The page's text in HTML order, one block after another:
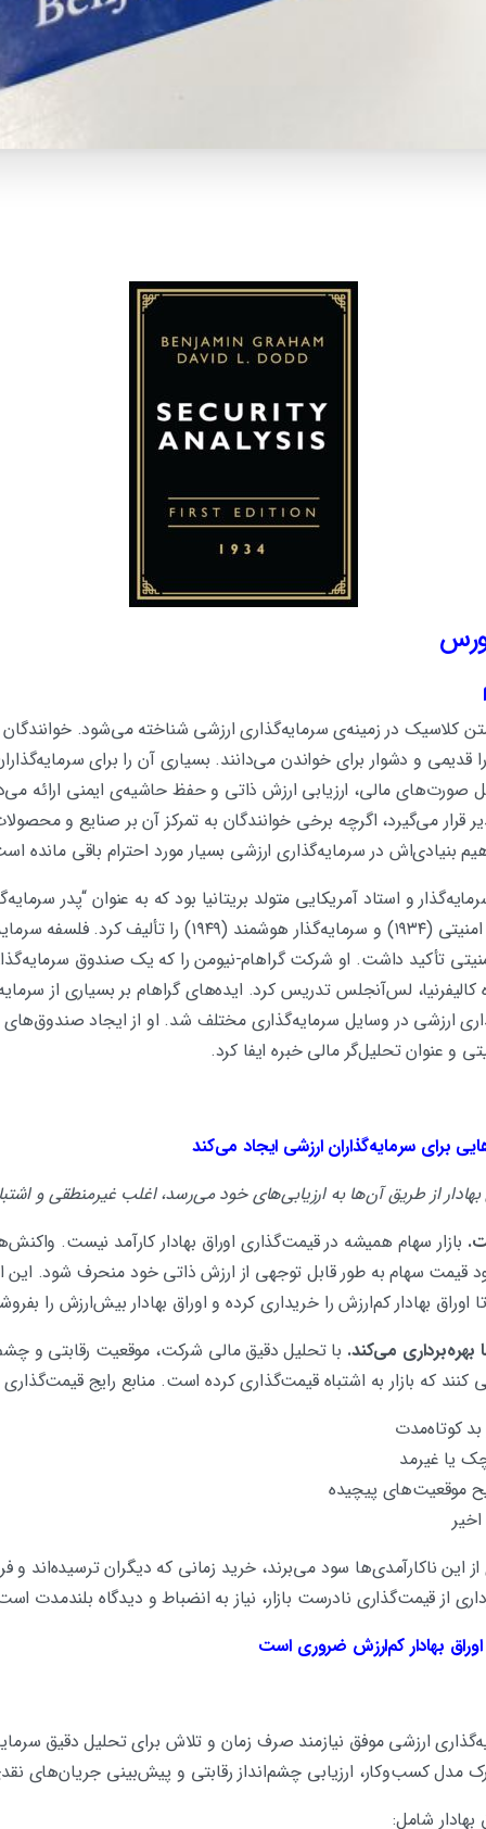
کلاسیک در زمینه‌ی سرمایه‌گذاری ارزشی شناخته می‌شود.
و دشوار برای خواندن می‌دانند. بسیاری آن را برای
صورت‌های مالی، ارزیابی ارزش ذاتی و حفظ حاشیه‌ی ایمنی ارائه
قرار می‌گیرد، اگرچه برخی خوانندگان به تمرکز آن بر صنایع و
بنیادی‌اش در سرمایه‌گذاری ارزشی بسیار مورد احترام باقی مانده
و استاد آمریکایی متولد بریتانیا بود که به عنوان “پدر
دو متن اساسی به نام‌های تحلیل امنیتی (۱۹۳۴) و سرمایه‌گذار
تأکید داشت. او شرکت گراهام-نیومن را که یک صندوق
لس‌آنجلس تدریس کرد. ایده‌های گراهام بر بسیاری از
ارزشی در وسایل سرمایه‌گذاری مختلف شد. او از ایجاد
و عنوان تحلیل‌گر مالی خبره ایفا کرد.
برای سرمایه‌گذاران ارزشی ایجاد می‌کند
بهادار از طریق آن‌ها به ارزیابی‌های خود می‌رسد، اغلب غیرمنطقی و
. بازار سهام همیشه در قیمت‌گذاری اوراق بهادار کارآمد نیست.
قیمت سهام به طور قابل توجهی از ارزش ذاتی خود منحرف شود. این
بهادار کم‌ارزش را خریداری کرده و اوراق بهادار بیش‌ارزش را
بهره‌برداری می‌کند. با تحلیل دقیق مالی شرکت، موقعیت رقابتی و
کنند که بازار به اشتباه قیمت‌گذاری کرده است. منابع رایج
کوتاه‌مدت
یا غیرمد
موقعیت‌های پیچیده
از این ناکارآمدی‌ها سود می‌برند، خرید زمانی که دیگران
از قیمت‌گذاری نادرست بازار، نیاز به انضباط و دیدگاه بلندمدت
بهادار کم‌ارزش ضروری است
ارزشی موفق نیازمند صرف زمان و تلاش برای تحلیل دقیق
مدل کسب‌وکار، ارزیابی چشم‌انداز رقابتی و پیش‌بینی جریان‌های
شامل: